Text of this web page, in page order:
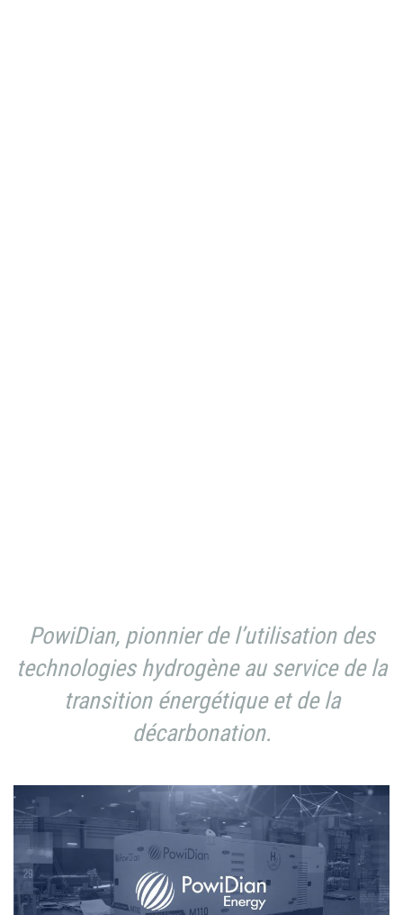
PowiDian, pionnier de l’utilisation des
technologies hydrogène au service de la
transition énergétique et de la
décarbonation.